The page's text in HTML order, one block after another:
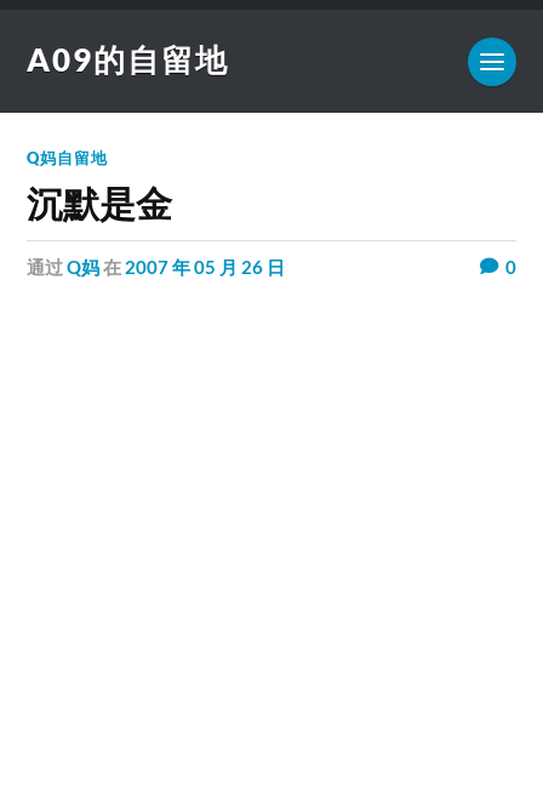
A09的自留地
Q妈自留地
沉默是金
通过Q妈在 2007 年 05 月 26 日 0